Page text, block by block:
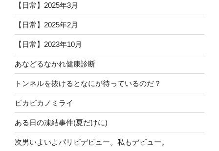
【日常】2025年3月
【日常】2025年2月
【日常】2023年10月
あなどるなかれ健康診断
トンネルを抜けるとなにが待っているのだ？
ピカピカノミライ
ある日の凍結事件(夏だけに)
次男いよいよパリピデビュー。私もデビュー。